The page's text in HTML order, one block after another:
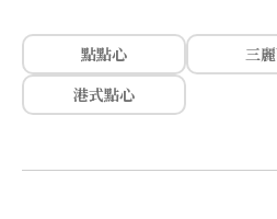
點點心
三
港式點心